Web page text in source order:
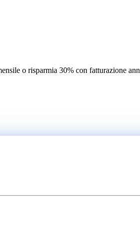
o risparmia 30% con fatturazione